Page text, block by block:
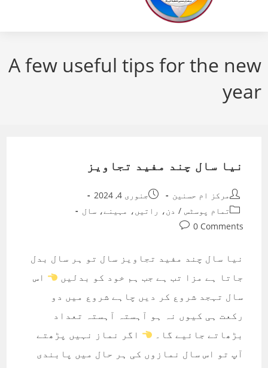
A few useful tips for the new
year
نیا سال چند مفید تجاویز
Post
author:
مرکز ام حسنین
Post
published:
جنوری 4, 2024
Post
category:
تمام پوسٹس / دن، راتیں، مہینے، سال
Post
0 Comments
نیا سال چند مفید تجاویز سال تو ہر سال بدل
جاتا ہے مزا تب ہے جب ہم خود کو بدلیں
اس
سال تہجد شروع کر دیں چاہے شروع میں دو
رکعت ہی کیوں نہ ہو آہستہ آہستہ تعداد
بڑھاتے جائیے گا۔
اگر نماز نہیں پڑھتے
آپ تو اس سال نمازوں کی ہر حال میں پابندی